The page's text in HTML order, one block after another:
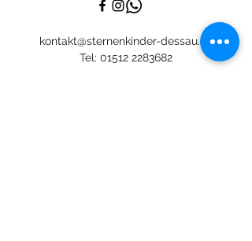
Tel: 01512 2283682
kontakt@sternenkinder-dessau.de